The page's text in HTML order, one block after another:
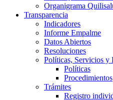
Organigrama
Transparencia
Indicadores
Informe Empalme
Datos Abiertos
Resoluciones
Políticas, Servicios y
Políticas
Procedimientos
Trámites
Registro